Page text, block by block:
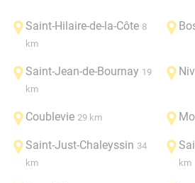
Saint-Hilaire-de-la-Côte 8
km
Saint-Jean-de-Bournay 19
km
Coublevie 29 km
Saint-Just-Chaleyssin 34
km
km